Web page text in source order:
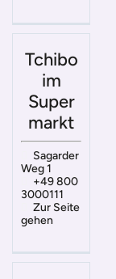
Tchibo
im
Super
markt
Sagarder
Weg 1
+49 800
3000111
Zur Seite
gehen